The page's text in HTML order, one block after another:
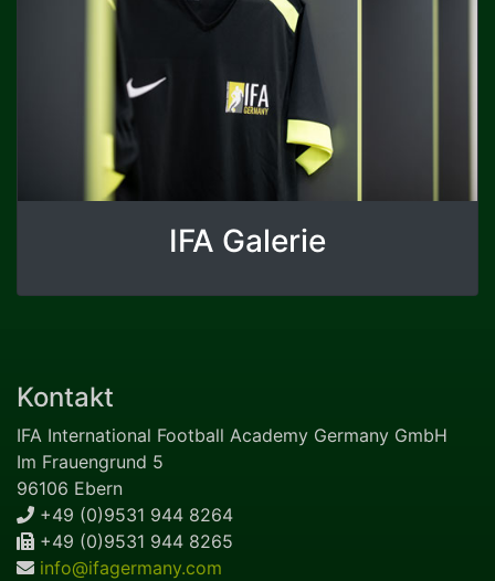
IFA Galerie
Kontakt
IFA International Football Academy Germany GmbH
Im Frauengrund 5
96106 Ebern
+49 (0)9531 944 8264
+49 (0)9531 944 8265
info@ifagermany.com